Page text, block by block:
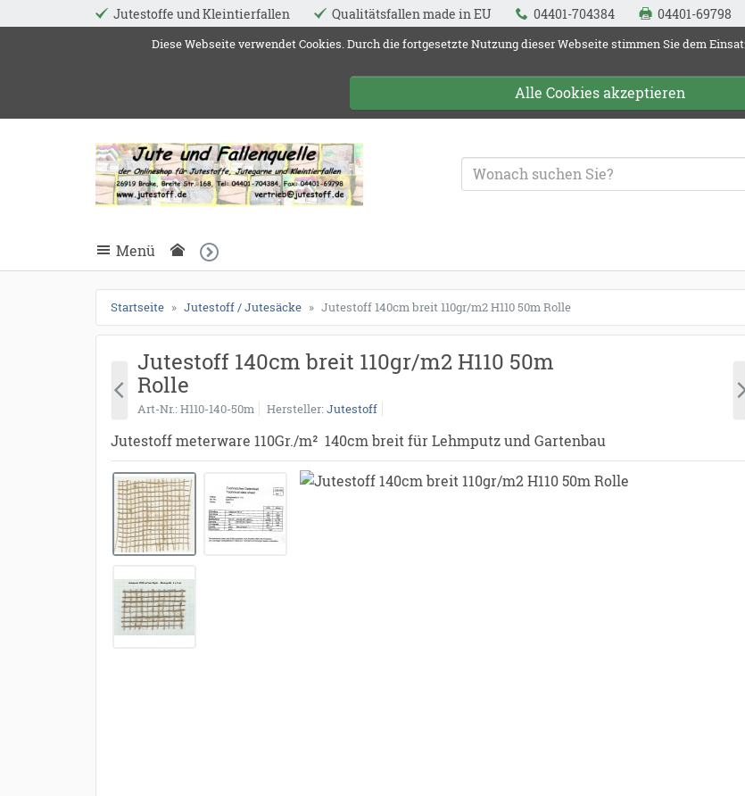
Jutestoffe und Kleintierfallen Qualitätsfallen made in EU 04401-704384 04401-69798
Diese Webseite verwendet Cookies. Durch die fortgesetzte Nutzung dieser Webseite stimmen Sie dem
Alle Cookies akzeptieren
schließen
Suche
Menü
Startseite Jutestoff / Jutesäcke Jutestoff 140cm breit 110gr/m2 H110 50m Rolle
Jutestoff 140cm breit 110gr/m2 H110 50m
Rolle
Art-Nr. H110-140-50m Hersteller Jutestoff
Jutestoff meterware 110Gr./m² 140cm breit für Lehmputz und Gartenbau